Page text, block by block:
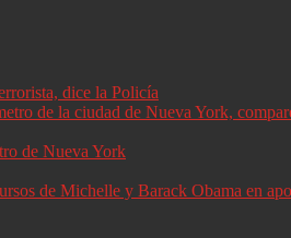
dice la Policía
de Nueva York
de Michelle y Barack Obama en